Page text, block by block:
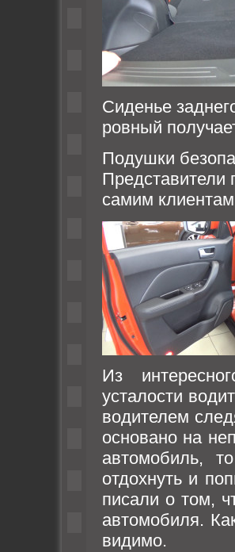
Сиденье
ровный
Подушки
Представители
самим
Из
усталости
водителем
основано на
автомобиль,
отдохнуть и
писали о том,
автомобиля.
видимо.